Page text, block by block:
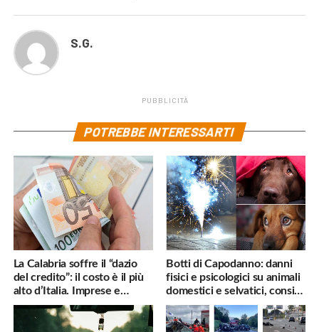
S.G.
PUBBLICITÀ
POTREBBE INTERESSARTI
La Calabria soffre il “dazio
del credito”: il costo è il più
alto d’Italia. Imprese e
famiglie penalizzate
Botti di Capodanno: danni
fisici e psicologici su animali
domestici e selvatici, consigli
utili